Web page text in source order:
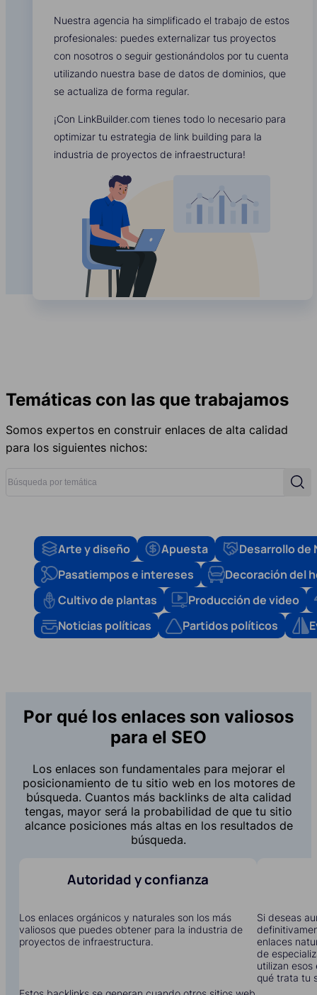
Nuestra agencia ha simplificado el trabajo de estos
profesionales: puedes externalizar tus proyectos
con nosotros o seguir gestionándolos por tu cuenta
utilizando nuestra base de datos de dominios, que
se actualiza de forma regular.
¡Con LinkBuilder.com tienes todo lo necesario para
optimizar tu estrategia de link building para la
industria de proyectos de infraestructura!
Temáticas con las que trabajamos
Somos expertos en construir enlaces de alta calidad
para los siguientes nichos:
Búsqueda por temática
Arte y diseño Apuesta
Desarrollo de
Pasatiempos e intereses
Decoración del
Cultivo de plantas
Producción de video
Noticias políticas
Partidos políticos
Por qué los enlaces son valiosos
para el SEO
Los enlaces son fundamentales para mejorar el
posicionamiento de tu sitio web en los motores de
búsqueda. Cuantos más backlinks de alta calidad
tengas, mayor será la probabilidad de que tu sitio
alcance posiciones más altas en los resultados de
búsqueda.
Autoridad y confianza
Los enlaces orgánicos y naturales son los más
valiosos que puedes obtener para la industria de
proyectos de infraestructura.
Si deseas
enlaces
de
utilizan
qué trata tu